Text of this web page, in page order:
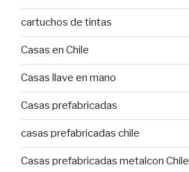
cartuchos de tintas
Casas en Chile
Casas llave en mano
Casas prefabricadas
casas prefabricadas chile
Casas prefabricadas metalcon Chile